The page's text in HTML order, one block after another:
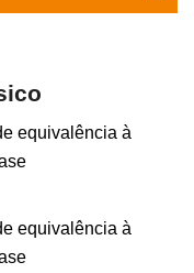
equivalência à
equivalência à